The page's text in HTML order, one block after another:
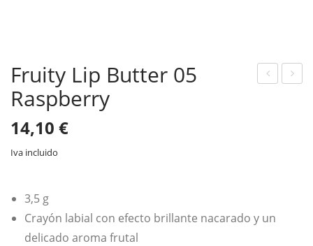
Fruity Lip Butter 05
Raspberry
14,10 €
Iva incluido
3,5 g
Crayón labial con efecto brillante nacarado y un
delicado aroma frutal